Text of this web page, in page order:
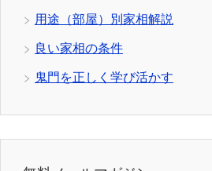
用途（部屋）別家相解説
良い家相の条件
鬼門を正しく学び活かす